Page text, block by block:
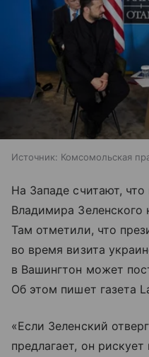
Источник: Комсомольская
На Западе считают,
Владимира Зеленского
Там отметили, что
во время визита
в Вашингтон может
Об этом пишет газета
«Если Зеленский
предлагает, он